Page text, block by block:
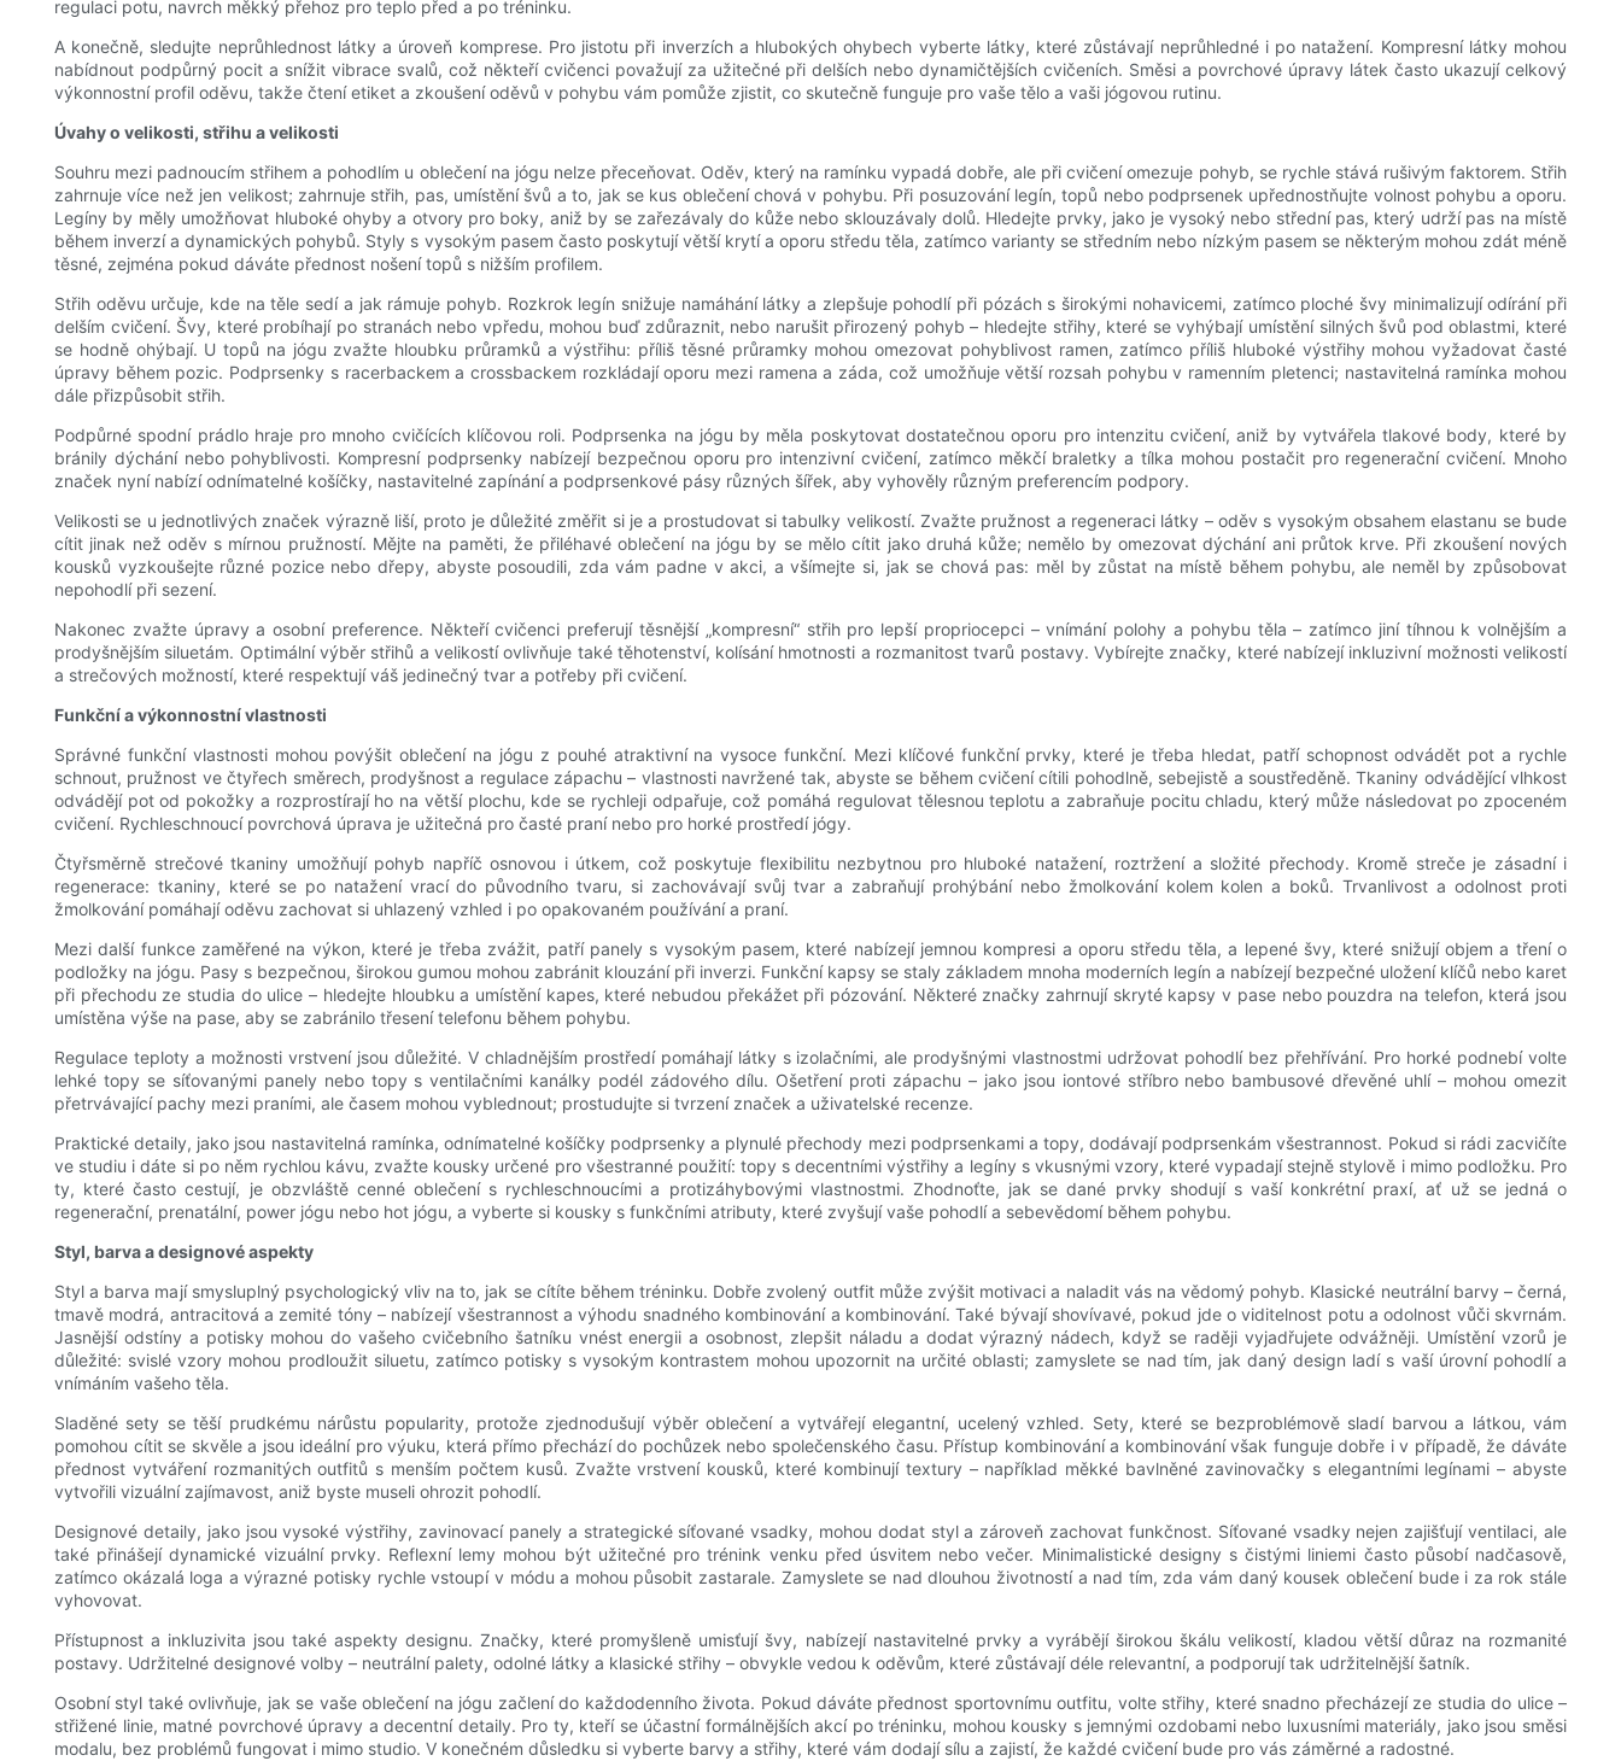
regulaci potu, navrch měkký přehoz pro teplo před a po tréninku.
A konečně, sledujte neprůhlednost látky a úroveň komprese. Pro jistotu při inverzích a hlubokých ohybech vyberte látky, které zůstávají neprůhledné i po natažení. Kompresní látky mohou
nabídnout podpůrný pocit a snížit vibrace svalů, což někteří cvičenci považují za užitečné při delších nebo dynamičtějších cvičeních. Směsi a povrchové úpravy látek často ukazují celkový
výkonnostní profil oděvu, takže čtení etiket a zkoušení oděvů v pohybu vám pomůže zjistit, co skutečně funguje pro vaše tělo a vaši jógovou rutinu.
Úvahy o velikosti, střihu a velikosti
Souhru mezi padnoucím střihem a pohodlím u oblečení na jógu nelze přeceňovat. Oděv, který na ramínku vypadá dobře, ale při cvičení omezuje pohyb, se rychle stává rušivým faktorem. Střih
zahrnuje více než jen velikost; zahrnuje střih, pas, umístění švů a to, jak se kus oblečení chová v pohybu. Při posuzování legín, topů nebo podprsenek upřednostňujte volnost pohybu a oporu.
Legíny by měly umožňovat hluboké ohyby a otvory pro boky, aniž by se zařezávaly do kůže nebo sklouzávaly dolů. Hledejte prvky, jako je vysoký nebo střední pas, který udrží pas na místě
během inverzí a dynamických pohybů. Styly s vysokým pasem často poskytují větší krytí a oporu středu těla, zatímco varianty se středním nebo nízkým pasem se některým mohou zdát méně
těsné, zejména pokud dáváte přednost nošení topů s nižším profilem.
Střih oděvu určuje, kde na těle sedí a jak rámuje pohyb. Rozkrok legín snižuje namáhání látky a zlepšuje pohodlí při pózách s širokými nohavicemi, zatímco ploché švy minimalizují odírání při
delším cvičení. Švy, které probíhají po stranách nebo vpředu, mohou buď zdůraznit, nebo narušit přirozený pohyb – hledejte střihy, které se vyhýbají umístění silných švů pod oblastmi, které
se hodně ohýbají. U topů na jógu zvažte hloubku průramků a výstřihu: příliš těsné průramky mohou omezovat pohyblivost ramen, zatímco příliš hluboké výstřihy mohou vyžadovat časté
úpravy během pozic. Podprsenky s racerbackem a crossbackem rozkládají oporu mezi ramena a záda, což umožňuje větší rozsah pohybu v ramenním pletenci; nastavitelná ramínka mohou
dále přizpůsobit střih.
Podpůrné spodní prádlo hraje pro mnoho cvičících klíčovou roli. Podprsenka na jógu by měla poskytovat dostatečnou oporu pro intenzitu cvičení, aniž by vytvářela tlakové body, které by
bránily dýchání nebo pohyblivosti. Kompresní podprsenky nabízejí bezpečnou oporu pro intenzivní cvičení, zatímco měkčí braletky a tílka mohou postačit pro regenerační cvičení. Mnoho
značek nyní nabízí odnímatelné košíčky, nastavitelné zapínání a podprsenkové pásy různých šířek, aby vyhověly různým preferencím podpory.
Velikosti se u jednotlivých značek výrazně liší, proto je důležité změřit si je a prostudovat si tabulky velikostí. Zvažte pružnost a regeneraci látky – oděv s vysokým obsahem elastanu se bude
cítit jinak než oděv s mírnou pružností. Mějte na paměti, že přiléhavé oblečení na jógu by se mělo cítit jako druhá kůže; nemělo by omezovat dýchání ani průtok krve. Při zkoušení nových
kousků vyzkoušejte různé pozice nebo dřepy, abyste posoudili, zda vám padne v akci, a všímejte si, jak se chová pas: měl by zůstat na místě během pohybu, ale neměl by způsobovat
nepohodlí při sezení.
Nakonec zvažte úpravy a osobní preference. Někteří cvičenci preferují těsnější „kompresní“ střih pro lepší propriocepci – vnímání polohy a pohybu těla – zatímco jiní tíhnou k volnějším a
prodyšnějším siluetám. Optimální výběr střihů a velikostí ovlivňuje také těhotenství, kolísání hmotnosti a rozmanitost tvarů postavy. Vybírejte značky, které nabízejí inkluzivní možnosti velikostí
a strečových možností, které respektují váš jedinečný tvar a potřeby při cvičení.
Funkční a výkonnostní vlastnosti
Správné funkční vlastnosti mohou povýšit oblečení na jógu z pouhé atraktivní na vysoce funkční. Mezi klíčové funkční prvky, které je třeba hledat, patří schopnost odvádět pot a rychle
schnout, pružnost ve čtyřech směrech, prodyšnost a regulace zápachu – vlastnosti navržené tak, abyste se během cvičení cítili pohodlně, sebejistě a soustředěně. Tkaniny odvádějící vlhkost
odvádějí pot od pokožky a rozprostírají ho na větší plochu, kde se rychleji odpařuje, což pomáhá regulovat tělesnou teplotu a zabraňuje pocitu chladu, který může následovat po zpoceném
cvičení. Rychleschnoucí povrchová úprava je užitečná pro časté praní nebo pro horké prostředí jógy.
Čtyřsměrně strečové tkaniny umožňují pohyb napříč osnovou i útkem, což poskytuje flexibilitu nezbytnou pro hluboké natažení, roztržení a složité přechody. Kromě streče je zásadní i
regenerace: tkaniny, které se po natažení vrací do původního tvaru, si zachovávají svůj tvar a zabraňují prohýbání nebo žmolkování kolem kolen a boků. Trvanlivost a odolnost proti
žmolkování pomáhají oděvu zachovat si uhlazený vzhled i po opakovaném používání a praní.
Mezi další funkce zaměřené na výkon, které je třeba zvážit, patří panely s vysokým pasem, které nabízejí jemnou kompresi a oporu středu těla, a lepené švy, které snižují objem a tření o
podložky na jógu. Pasy s bezpečnou, širokou gumou mohou zabránit klouzání při inverzi. Funkční kapsy se staly základem mnoha moderních legín a nabízejí bezpečné uložení klíčů nebo karet
při přechodu ze studia do ulice – hledejte hloubku a umístění kapes, které nebudou překážet při pózování. Některé značky zahrnují skryté kapsy v pase nebo pouzdra na telefon, která jsou
umístěna výše na pase, aby se zabránilo třesení telefonu během pohybu.
Regulace teploty a možnosti vrstvení jsou důležité. V chladnějším prostředí pomáhají látky s izolačními, ale prodyšnými vlastnostmi udržovat pohodlí bez přehřívání. Pro horké podnebí volte
lehké topy se síťovanými panely nebo topy s ventilačními kanálky podél zádového dílu. Ošetření proti zápachu – jako jsou iontové stříbro nebo bambusové dřevěné uhlí – mohou omezit
přetrvávající pachy mezi praními, ale časem mohou vyblednout; prostudujte si tvrzení značek a uživatelské recenze.
Praktické detaily, jako jsou nastavitelná ramínka, odnímatelné košíčky podprsenky a plynulé přechody mezi podprsenkami a topy, dodávají podprsenkám všestrannost. Pokud si rádi zacvičíte
ve studiu i dáte si po něm rychlou kávu, zvažte kousky určené pro všestranné použití: topy s decentními výstřihy a legíny s vkusnými vzory, které vypadají stejně stylově i mimo podložku. Pro
ty, které často cestují, je obzvláště cenné oblečení s rychleschnoucími a protizáhybovými vlastnostmi. Zhodnoťte, jak se dané prvky shodují s vaší konkrétní praxí, ať už se jedná o
regenerační, prenatální, power jógu nebo hot jógu, a vyberte si kousky s funkčními atributy, které zvyšují vaše pohodlí a sebevědomí během pohybu.
Styl, barva a designové aspekty
Styl a barva mají smysluplný psychologický vliv na to, jak se cítíte během tréninku. Dobře zvolený outfit může zvýšit motivaci a naladit vás na vědomý pohyb. Klasické neutrální barvy – černá,
tmavě modrá, antracitová a zemité tóny – nabízejí všestrannost a výhodu snadného kombinování a kombinování. Také bývají shovívavé, pokud jde o viditelnost potu a odolnost vůči skvrnám.
Jasnější odstíny a potisky mohou do vašeho cvičebního šatníku vnést energii a osobnost, zlepšit náladu a dodat výrazný nádech, když se raději vyjadřujete odvážněji. Umístění vzorů je
důležité: svislé vzory mohou prodloužit siluetu, zatímco potisky s vysokým kontrastem mohou upozornit na určité oblasti; zamyslete se nad tím, jak daný design ladí s vaší úrovní pohodlí a
vnímáním vašeho těla.
Sladěné sety se těší prudkému nárůstu popularity, protože zjednodušují výběr oblečení a vytvářejí elegantní, ucelený vzhled. Sety, které se bezproblémově sladí barvou a látkou, vám
pomohou cítit se skvěle a jsou ideální pro výuku, která přímo přechází do pochůzek nebo společenského času. Přístup kombinování a kombinování však funguje dobře i v případě, že dáváte
přednost vytváření rozmanitých outfitů s menším počtem kusů. Zvažte vrstvení kousků, které kombinují textury – například měkké bavlněné zavinovačky s elegantními legínami – abyste
vytvořili vizuální zajímavost, aniž byste museli ohrozit pohodlí.
Designové detaily, jako jsou vysoké výstřihy, zavinovací panely a strategické síťované vsadky, mohou dodat styl a zároveň zachovat funkčnost. Síťované vsadky nejen zajišťují ventilaci, ale
také přinášejí dynamické vizuální prvky. Reflexní lemy mohou být užitečné pro trénink venku před úsvitem nebo večer. Minimalistické designy s čistými liniemi často působí nadčasově,
zatímco okázalá loga a výrazné potisky rychle vstoupí v módu a mohou působit zastarale. Zamyslete se nad dlouhou životností a nad tím, zda vám daný kousek oblečení bude i za rok stále
vyhovovat.
Přístupnost a inkluzivita jsou také aspekty designu. Značky, které promyšleně umisťují švy, nabízejí nastavitelné prvky a vyrábějí širokou škálu velikostí, kladou větší důraz na rozmanité
postavy. Udržitelné designové volby – neutrální palety, odolné látky a klasické střihy – obvykle vedou k oděvům, které zůstávají déle relevantní, a podporují tak udržitelnější šatník.
Osobní styl také ovlivňuje, jak se vaše oblečení na jógu začlení do každodenního života. Pokud dáváte přednost sportovnímu outfitu, volte střihy, které snadno přecházejí ze studia do ulice –
střižené linie, matné povrchové úpravy a decentní detaily. Pro ty, kteří se účastní formálnějších akcí po tréninku, mohou kousky s jemnými ozdobami nebo luxusními materiály, jako jsou směsi
modalu, bez problémů fungovat i mimo studio. V konečném důsledku si vyberte barvy a střihy, které vám dodají sílu a zajistí, že každé cvičení bude pro vás záměrné a radostné.